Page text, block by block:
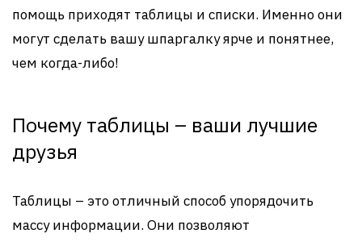
помощь приходят таблицы и списки. Именно они
могут сделать вашу шпаргалку ярче и понятнее,
чем когда-либо!
Почему таблицы – ваши лучшие
друзья
Таблицы – это отличный способ упорядочить
массу информации. Они позволяют